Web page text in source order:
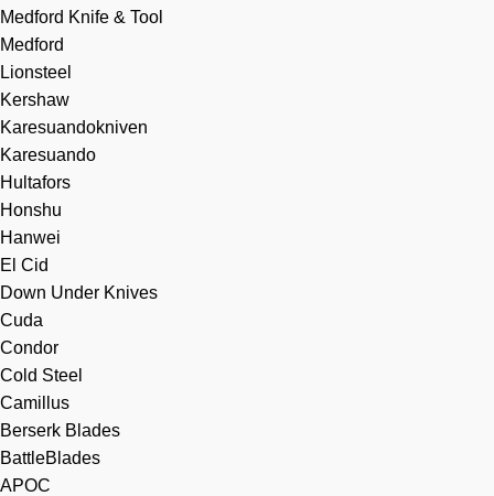
Medford Knife & Tool
Medford
Lionsteel
Kershaw
Karesuandokniven
Karesuando
Hultafors
Honshu
Hanwei
El Cid
Down Under Knives
Cuda
Condor
Cold Steel
Camillus
Berserk Blades
BattleBlades
APOC